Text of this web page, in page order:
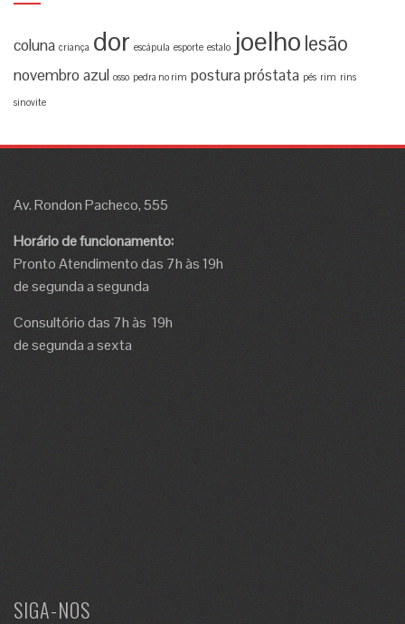
coluna criança dor escápula esporte estalo joelho lesão
novembro azul osso pedra no rim posturapróstata pés rim rins
sinovite
Av. Rondon Pacheco, 555
Horário de funcionamento:
Pronto Atendimento das 7h às 19h
de segunda a segunda
Consultório das 7h às 19h
de segunda a sexta
SIGA-NOS